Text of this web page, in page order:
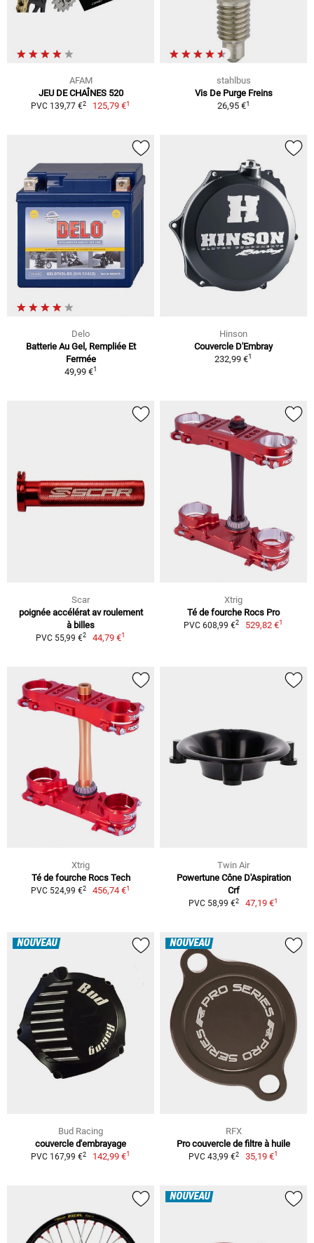
AFAM
JEU DE CHAÎNES 520
PVC 139,77 €2 125,79 €1
stahlbus
Vis De Purge Freins
26,95 €1
Delo
Batterie Au Gel, Rempliée Et
Fermée
49,99 €1
Hinson
Couvercle D'Embray
232,99 €1
Scar
poignée accélérat av roulement
à billes
PVC 55,99 €2 44,79 €1
Xtrig
Té de fourche Rocs Pro
PVC 608,99 €2 529,82 €1
Xtrig
Té de fourche Rocs Tech
PVC 524,99 €2 456,74 €1
Twin Air
Powertune Cône D'Aspiration
Crf
PVC 58,99 €2 47,19 €1
NOUVEAU
Bud Racing
couvercle d'embrayage
PVC 167,99 €2 142,99 €1
NOUVEAU
RFX
Pro couvercle de filtre à huile
PVC 43,99 €2 35,19 €1
NOUVEAU